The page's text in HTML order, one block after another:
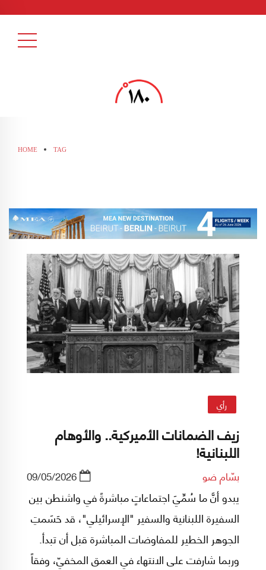
HOME TAG
رأي
زيف الضمانات الأميركية.. والأوهام
اللبنانية!
بسّام ضو 09/05/2026
يبدو أنَّ ما سُمِّيَ اجتماعاتٍ مباشرةً في واشنطن بين
السفيرة اللبنانية والسفير "الإسرائيلي"، قد حَسَمتِ
الجوهر الخطير للمفاوضات المباشرة قبل أن تبدأ.
وربما شارفت على الانتهاء في العمق المخفيّ، وفقاً